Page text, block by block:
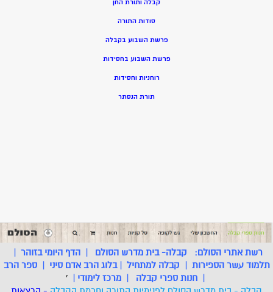
קבלה ותורת החן
סודות התורה
פרשת השבוע בקבלה
פרשת השבוע בחסידות
רוחניות וחסידות
תורת הנסתר
רשת אתרי הסולם: קבלה- בית מדרש הסולם |הדף היומי בזוהר |
תלמוד עשר הספירות | קבלה למתחיל |בלוג הרב אדם סיני |ספר הרב
| חנות ספרי קבלה | מרכז לימודי |
'